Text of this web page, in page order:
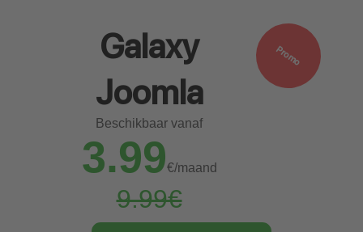
Promo
Galaxy
Joomla
Beschikbaar vanaf
3.99€/maand
9.99€